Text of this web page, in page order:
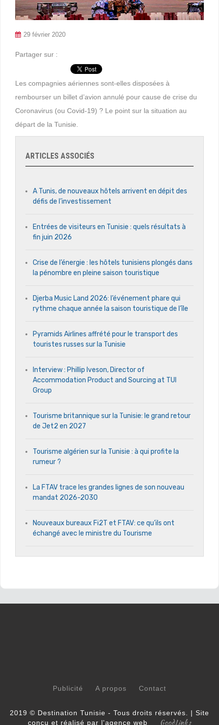
29 février 2020
Partager sur :
Les compagnies aériennes sont-elles disposées à
rembourser un billet d’avion annulé pour cause de crise du
Coronavirus (ou Covid-19) ? Le point sur la situation au
départ de la Tunisie.
ARTICLES ASSOCIÉS
A Tunis, de nouveaux hôtels arrivent en dépit des
défis de l’investissement
Entrées de visiteurs en Tunisie : quels résultats à
fin juin 2026
Crise de l’énergie : les hôtels tunisiens plongés dans
la pénombre en pleine saison touristique
Djerba Music Land 2026: l’événement phare qui
rythme chaque année la saison touristique de l’île
Pyramids Airlines affrété pour le transport des
touristes russes sur la Tunisie
Interview : Phillip Iveson, Director of
Accommodation Product and Sourcing at TUI
Group
Tourisme britannique sur la Tunisie: le grand retour
de Jet2 en 2027
Tourisme algérien sur la Tunisie : à qui profite la
rumeur ?
La FTAV trace les grandes lignes de son nouveau
mandat 2026-2030
Nouveaux bureaux Fi2T et FTAV: ce qu’ils ont
échangé avec le ministre du Tourisme
Publicité A propos Contact
2019 © Destination Tunisie - Tous droits réservés. | Site
conçu et réalisé par l'agence web
GoodLinks